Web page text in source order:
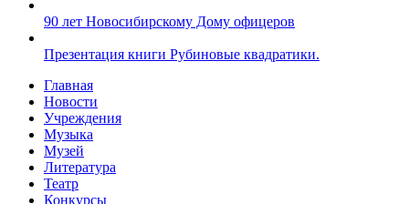
90 лет Новосибирскому Дому офицеров
Презентация книги Рубиновые квадратики.
Главная
Новости
Учреждения
Музыка
Музей
Литература
Театр
Конкурсы